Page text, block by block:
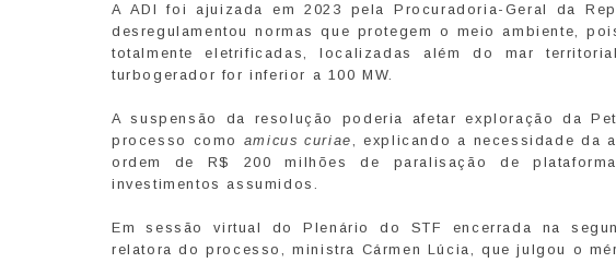
A ADI foi ajuizada em 2023 pela Procuradoria-Geral da
desregulamentou normas que protegem o meio ambiente,
totalmente eletrificadas, localizadas além do mar
turbogerador for inferior a 100 MW.
A suspensão da resolução poderia afetar exploração da
processo como amicus curiae, explicando a necessidade da
ordem de R$ 200 milhões de paralisação de
investimentos assumidos.
Em sessão virtual do Plenário do STF encerrada na
relatora do processo, ministra Cármen Lúcia, que julgou o